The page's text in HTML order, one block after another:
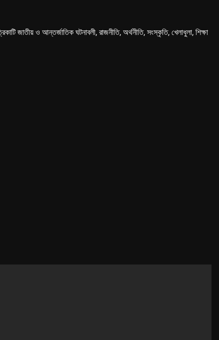
জাতীয় ও আন্তর্জাতিক ঘটনাবলী, রাজনীতি, অর্থনীতি, সংস্কৃতি, খেলাধুলা, শিক্ষা